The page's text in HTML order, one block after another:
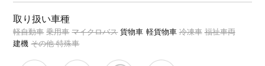
取り扱い車種
軽自動車 乗用車 マイクロバス 貨物車 軽貨物車 冷凍車 福祉車両
建機 その他 特殊車